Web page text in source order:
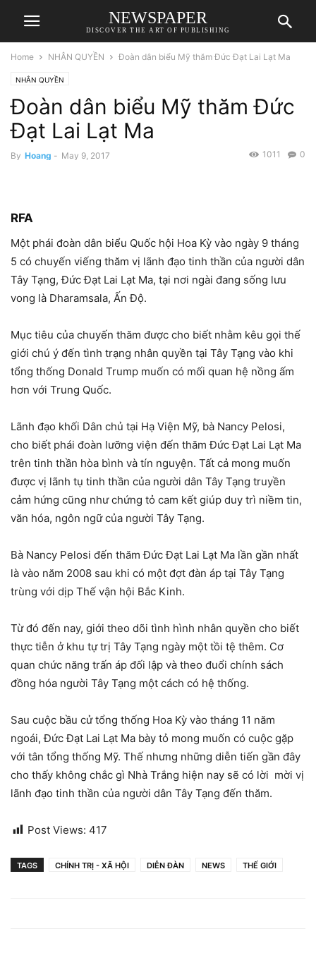
NEWSPAPER
DISCOVER THE ART OF PUBLISHING
Home NHÂN QUYỀN Đoàn dân biểu Mỹ thăm Đức Đạt Lai Lạt Ma
NHÂN QUYỀN
Đoàn dân biểu Mỹ thăm Đức
Đạt Lai Lạt Ma
By Hoang - May 9, 2017 0
1011
RFA
Một phái đoàn dân biểu Quốc hội Hoa Kỳ vào ngày 9 tháng
5 có chuyến viếng thăm vị lãnh đạo tinh thần của người dân
Tây Tạng, Đức Đạt Lai Lạt Ma, tại nơi ngài đang sống lưu
vong là Dharamsala, Ấn Độ.
Mục tiêu của chuyến thăm được cho biết nhằm kêu gọi thế
giới chú ý đến tình trạng nhân quyền tại Tây Tạng vào khi
tổng thống Donald Trump muốn có mối quan hệ nồng ấm
hơn với Trung Quốc.
Lãnh đạo khối Dân chủ tại Hạ Viện Mỹ, bà Nancy Pelosi,
cho biết phái đoàn lưỡng viện đến thăm Đức Đạt Lai Lạt Ma
trên tinh thần hòa bình và tín nguyện. Tất cả mong muốn
được vị lãnh tụ tinh thần của người dân Tây Tạng truyền
cảm hứng cũng như chứng tỏ cam kết giúp duy trì niềm tin,
văn hóa, ngôn ngữ của người Tây Tạng.
Bà Nancy Pelosi đến thăm Đức Đạt Lai Lạt Ma lần gần nhất
là vào năm 2008 sau khi có một đợt đàn áp tại Tây Tạng
trùng với dịp Thế vận hội Bắc Kinh.
Từ đó đến nay, giới theo dõi tình hình nhân quyền cho biết
thực tiễn ở khu tự trị Tây Tạng ngày một tồi tệ thêm. Cơ
quan chức năng trấn áp đối lập và theo đuổi chính sách
đồng hóa người Tây Tạng một cách có hệ thống.
Sau cuộc bầu cử tổng thống Hoa Kỳ vào tháng 11 năm
ngoái, Đức Đạt Lai Lạt Ma bày tỏ mong muốn có cuộc gặp
với tân tổng thống Mỹ. Thế nhưng những diễn tiến gần đây
cho thấy không chắc gì Nhà Trắng hiện nay sẽ có lời mời vị
lãnh đạo tinh thần của người dân Tây Tạng đến thăm.
Post Views: 417
TAGS CHÍNH TRỊ - XÃ HỘI DIỄN ĐÀN NEWS THẾ GIỚI